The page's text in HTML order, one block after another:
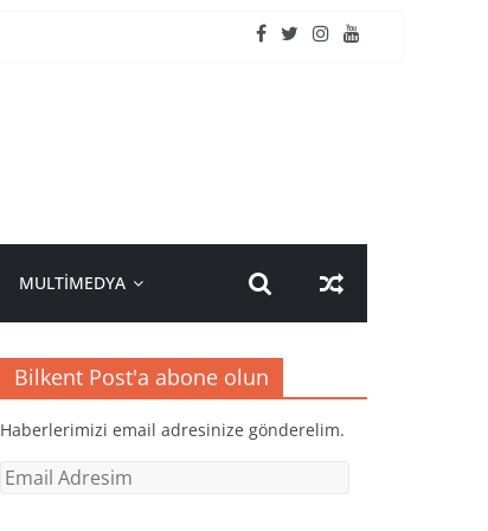
MULTİMEDYA
Bilkent Post'a abone olun
Haberlerimizi email adresinize gönderelim.
Email